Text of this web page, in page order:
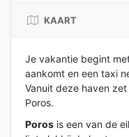
KAART
Je vakantie begint
aankomt en een taxi
Vanuit deze haven
Poros.
Poros is een van de